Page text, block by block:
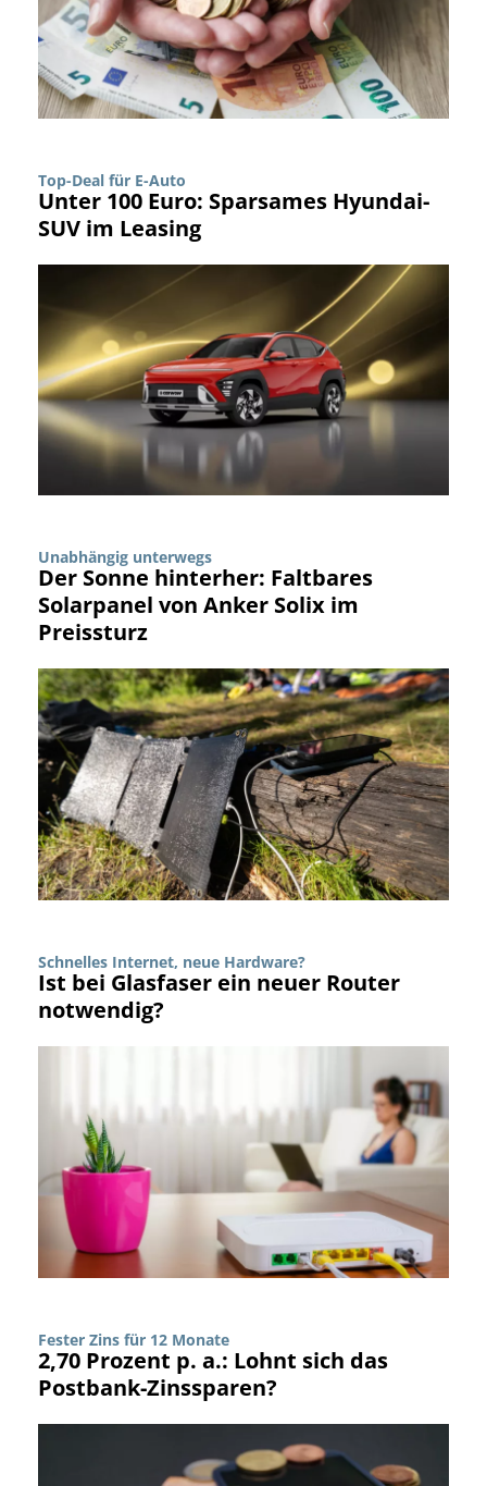
Top-Deal für E-Auto
Unter 100 Euro: Sparsames Hyundai-
SUV im Leasing
Unabhängig unterwegs
Der Sonne hinterher: Faltbares
Solarpanel von Anker Solix im
Preissturz
Schnelles Internet, neue Hardware?
Ist bei Glasfaser ein neuer Router
notwendig?
Fester Zins für 12 Monate
2,70 Prozent p. a.: Lohnt sich das
Postbank-Zinssparen?